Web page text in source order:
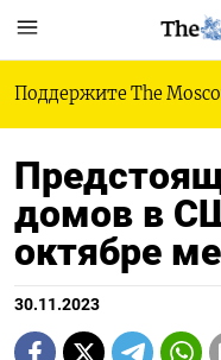
Поддержите The
домов в
октябре
30.11.2023